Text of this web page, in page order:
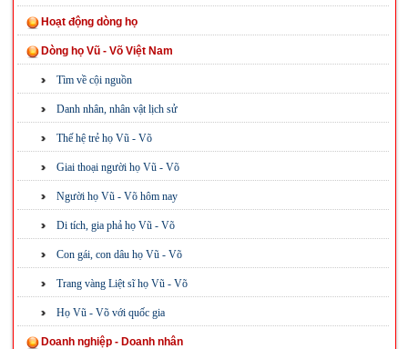
Hoạt động dòng họ
Dòng họ Vũ - Võ Việt Nam
Tìm về cội nguồn
Danh nhân, nhân vật lịch sử
Thế hệ trẻ họ Vũ - Võ
Giai thoại người họ Vũ - Võ
Người họ Vũ - Võ hôm nay
Di tích, gia phả họ Vũ - Võ
Con gái, con dâu họ Vũ - Võ
Trang vàng Liệt sĩ họ Vũ - Võ
Họ Vũ - Võ với quốc gia
Doanh nghiệp - Doanh nhân